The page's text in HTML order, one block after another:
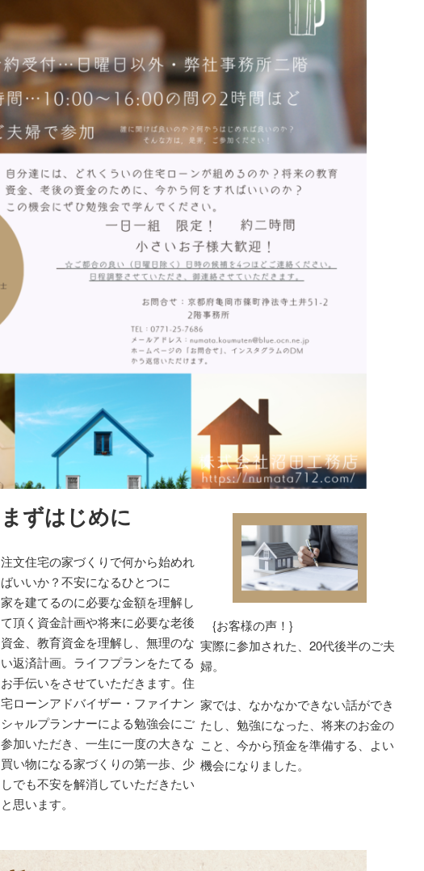
まずはじめに
注文住宅の家づくりで何から始めれ
ばいいか？不安になるひとつに
家を建てるのに必要な金額を理解し
て頂く資金計画や将来に必要な老後
資金、教育資金を理解し、無理のな
い返済計画。ライフプランをたてる
お手伝いをさせていただきます。住
宅ローンアドバイザー・ファイナン
シャルプランナーによる勉強会にご
参加いただき、一生に一度の大きな
買い物になる家づくりの第一歩、少
しでも不安を解消していただきたい
と思います。
{お客様の声！}
実際に参加された、20代後半のご夫
婦。
家では、なかなかできない話ができ
たし、勉強になった、将来のお金の
こと、今から預金を準備する、よい
機会になりました。